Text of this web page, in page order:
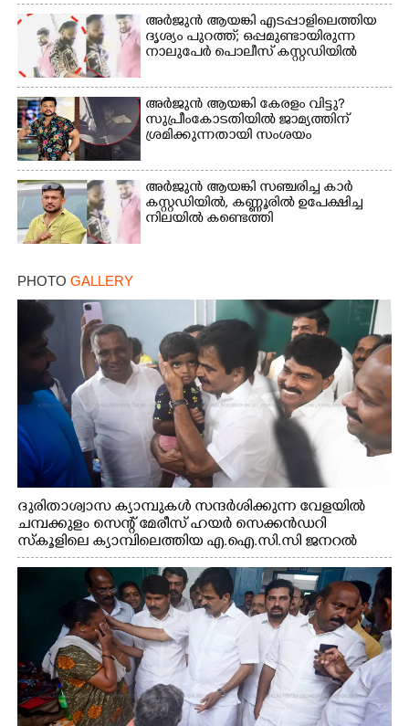
അർജുൻ ആയങ്കി എടപ്പാളിലെത്തിയ
ദൃശ്യം പുറത്ത്; ഒപ്പമുണ്ടായിരുന്ന
നാലുപേർ പൊലീസ് കസ്റ്റഡിയിൽ
അർജുൻ ആയങ്കി കേരളം വിട്ടു?
സുപ്രീംകോടതിയിൽ ജാമ്യത്തിന്
ശ്രമിക്കുന്നതായി സംശയം
അർജുൻ ആയങ്കി സഞ്ചരിച്ച കാർ
കസ്റ്റഡിയിൽ,​ കണ്ണൂരിൽ ഉപേക്ഷിച്ച
നിലയിൽ കണ്ടെത്തി
PHOTO GALLERY
ദുരിതാശ്വാസ ക്യാമ്പുകൾ സന്ദർശിക്കുന്ന വേളയിൽ
ചമ്പക്കുളം സെന്റ് മേരീസ് ഹയർ സെക്കൻഡറി
സ്കൂളിലെ ക്യാമ്പിലെത്തിയ എ.ഐ.സി.സി ജനറൽ
സെക്രട്ടറി കെ.സി വേണുഗോപാൽ എം.പി കുരുന്നിനെ
എടുത്ത് ലാളിച്ചപ്പോൾ. സഹകരണ-എക്സൈസ്
വകുപ്പ് മന്ത്രി എം. ലിജു, കൃഷിവകുപ്പ് മന്ത്രി ടി. സിദ്ദിഖ്,
റെജി ചെറിയാൻ എം. എൽ. എ എന്നിവർ സമീപം